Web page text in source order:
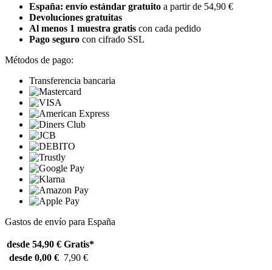
España: envío estándar gratuito a partir de 54,90 €
Devoluciones gratuitas
Al menos 1 muestra gratis con cada pedido
Pago seguro con cifrado SSL
Métodos de pago:
Transferencia bancaria
Gastos de envío para España
desde 54,90 € Gratis*
desde 0,00 € 7,90 €